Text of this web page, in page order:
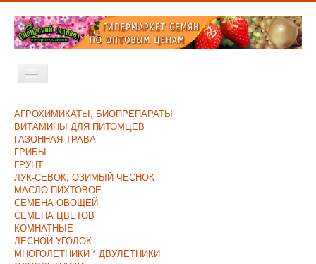
Включить/
выключить
Главная
Каталог
Оплата и Доставка
Контакты
О компании
Прайс/Поступления
Скидки
АГРОХИМИКАТЫ, БИОПРЕПАРАТЫ
ВИТАМИНЫ ДЛЯ ПИТОМЦЕВ
ГАЗОННАЯ ТРАВА
ГРИБЫ
ГРУНТ
ЛУК-СЕВОК, ОЗИМЫЙ ЧЕСНОК
МАСЛО ПИХТОВОЕ
СЕМЕНА ОВОЩЕЙ
СЕМЕНА ЦВЕТОВ
КОМНАТНЫЕ
ЛЕСНОЙ УГОЛОК
МНОГОЛЕТНИКИ * ДВУЛЕТНИКИ